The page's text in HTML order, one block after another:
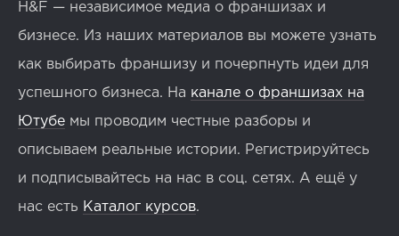
H&F — независимое медиа о франшизах и
бизнесе. Из наших материалов вы можете узнать
как выбирать франшизу и почерпнуть идеи для
успешного бизнеса. На канале о франшизах на
Ютубе мы проводим честные разборы и
описываем реальные истории. Регистрируйтесь
и подписывайтесь на нас в соц. сетях. А ещё у
нас есть Каталог курсов.